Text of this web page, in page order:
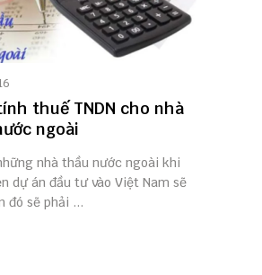
thuế TNDN cho nhà
ngoài
nhà thầu nước ngoài khi
dự án đầu tư vào Việt Nam sẽ
đó sẽ phải ...